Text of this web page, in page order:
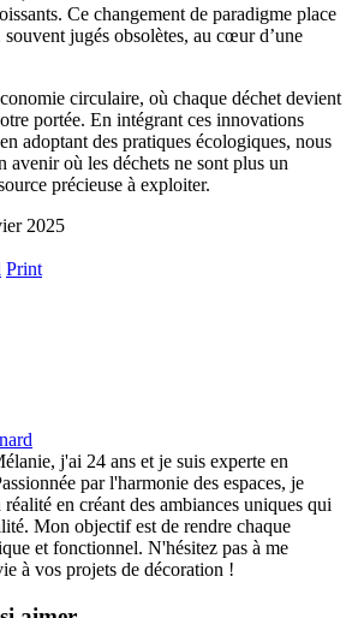
Ce changement de paradigme place
jugés obsolètes, au cœur d’une
circulaire, où chaque déchet devient
portée. En intégrant ces innovations
adoptant des pratiques écologiques, nous
avenir où les déchets ne sont plus un
précieuse à exploiter.
2025
Print
j'ai 24 ans et je suis experte en
par l'harmonie des espaces, je
en créant des ambiances uniques qui
Mon objectif est de rendre chaque
et fonctionnel. N'hésitez pas à me
à vos projets de décoration !